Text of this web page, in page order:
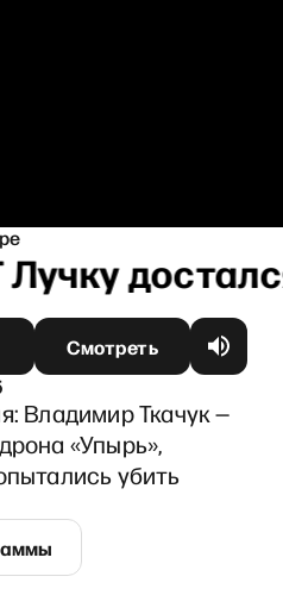
Смотреть
Владимир Ткачук —
«Упырь»,
убить